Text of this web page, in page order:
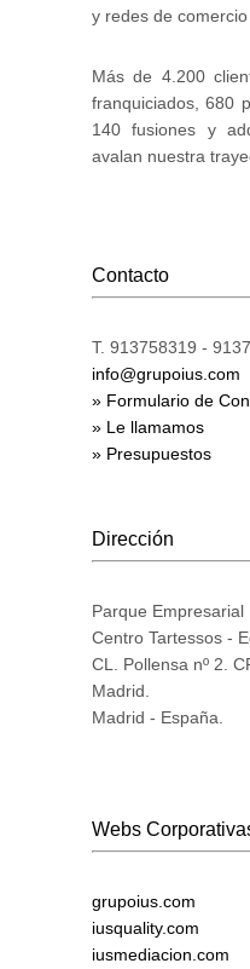
y redes de comercio
Más de 4.200
franquiciados, 680
140 fusiones y
avalan nuestra
Contacto
T. 913758319 -
info@grupoius.com
» Formulario de
» Le llamamos
» Presupuestos
Dirección
Parque Empresarial
Centro Tartessos -
CL. Pollensa nº 2.
Madrid.
Madrid - España.
Webs
grupoius.com
iusquality.com
iusmediacion.com